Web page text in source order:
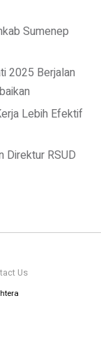
Sumenep
2025 Berjalan
Lebih Efektif
Direktur RSUD
Us